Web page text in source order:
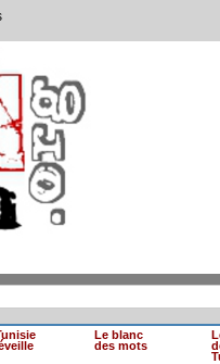
Le blanc
des mots